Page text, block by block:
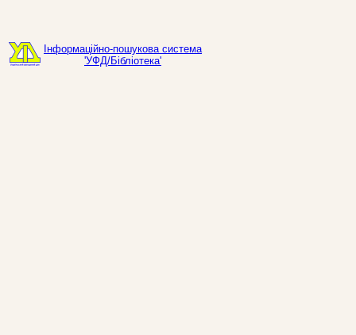
Інформаційно-пошукова система
'УФД/Бібліотека'